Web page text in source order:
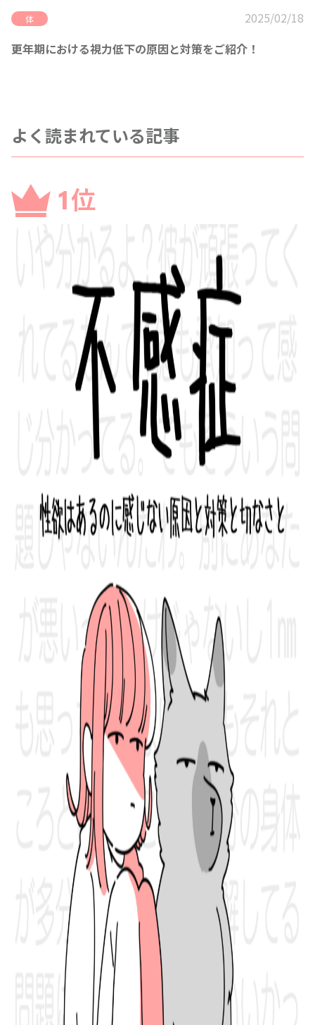
体
2025/02/18
更年期における視力低下の原因と対策をご紹介！
よく読まれている記事